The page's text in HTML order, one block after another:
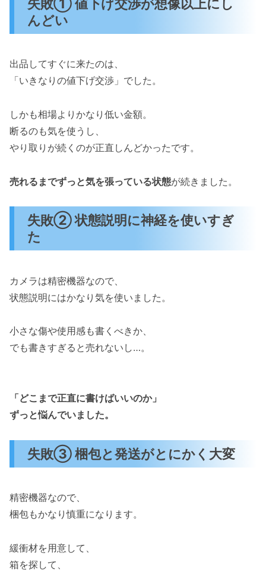
んどい
出品してすぐに来たのは、
「いきなりの値下げ交渉」でした。
しかも相場よりかなり低い金額。
断るのも気を使うし、
やり取りが続くのが正直しんどかったです。
売れるまでずっと気を張っている状態が続きました。
失敗② 状態説明に神経を使いすぎ
た
カメラは精密機器なので、
状態説明にはかなり気を使いました。
小さな傷や使用感も書くべきか、
でも書きすぎると売れないし…。
「どこまで正直に書けばいいのか」
ずっと悩んでいました。
失敗③ 梱包と発送がとにかく大変
精密機器なので、
梱包もかなり慎重になります。
緩衝材を用意して、
箱を探して、